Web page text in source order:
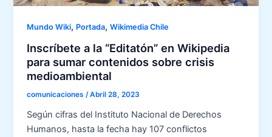
Mundo Wiki, Portada,Wikimedia Chile
Inscríbete a la “Editatón” en Wikipedia
para sumar contenidos sobre crisis
medioambiental
comunicaciones/Abril 28, 2023
Según cifras del Instituto Nacional de Derechos
Humanos, hasta la fecha hay 107 conflictos